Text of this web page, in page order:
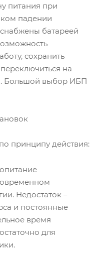
питания при
падении
батареей
сохранить
на
Большой выбор ИБП
принципу действия:
Недостаток –
и постоянные
время
для